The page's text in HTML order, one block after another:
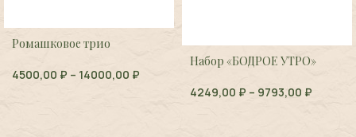
Ромашковое трио
4500,00 ₽ – 14000,00 ₽
Набор «БОДРОЕ УТРО»
4249,00 ₽ – 9793,00 ₽